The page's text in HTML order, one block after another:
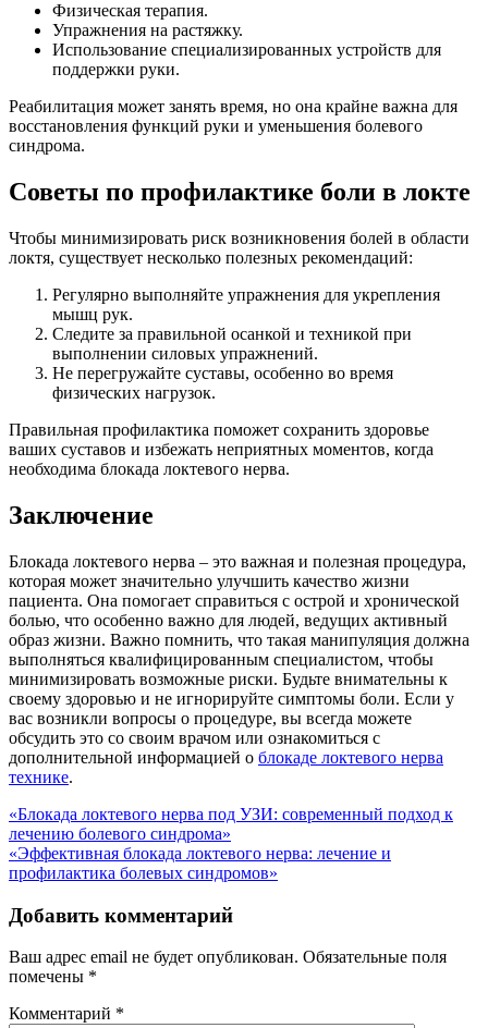
Физическая терапия.
Упражнения на растяжку.
Использование специализированных устройств для
поддержки руки.
Реабилитация может занять время, но она крайне важна для
восстановления функций руки и уменьшения болевого
синдрома.
Советы по профилактике боли в локте
Чтобы минимизировать риск возникновения болей в области
локтя, существует несколько полезных рекомендаций:
Регулярно выполняйте упражнения для укрепления
мышц рук.
Следите за правильной осанкой и техникой при
выполнении силовых упражнений.
Не перегружайте суставы, особенно во время
физических нагрузок.
Правильная профилактика поможет сохранить здоровье
ваших суставов и избежать неприятных моментов, когда
необходима блокада локтевого нерва.
Заключение
Блокада локтевого нерва – это важная и полезная процедура,
которая может значительно улучшить качество жизни
пациента. Она помогает справиться с острой и хронической
болью, что особенно важно для людей, ведущих активный
образ жизни. Важно помнить, что такая манипуляция должна
выполняться квалифицированным специалистом, чтобы
минимизировать возможные риски. Будьте внимательны к
своему здоровью и не игнорируйте симптомы боли. Если у
вас возникли вопросы о процедуре, вы всегда можете
обсудить это со своим врачом или ознакомиться с
дополнительной информацией о блокаде локтевого нерва
технике.
Навигация
по
записям
«Блокада локтевого нерва под УЗИ: современный подход к
лечению болевого синдрома»
«Эффективная блокада локтевого нерва: лечение и
профилактика болевых синдромов»
Добавить комментарий
Ваш адрес email не будет опубликован. Обязательные поля
помечены *
Комментарий *